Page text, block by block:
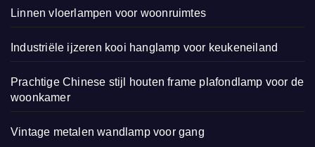
Linnen vloerlampen voor woonruimtes
Industriële ijzeren kooi hanglamp voor keukeneiland
Prachtige Chinese stijl houten frame plafondlamp voor de
woonkamer
Vintage metalen wandlamp voor gang